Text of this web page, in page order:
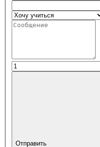
Отправить